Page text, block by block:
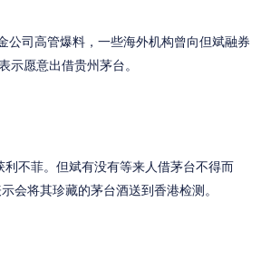
司高管爆料，一些海外机构曾向但斌融券
示愿意出借贵州茅台。
不菲。但斌有没有等来人借茅台不得而
会将其珍藏的茅台酒送到香港检测。